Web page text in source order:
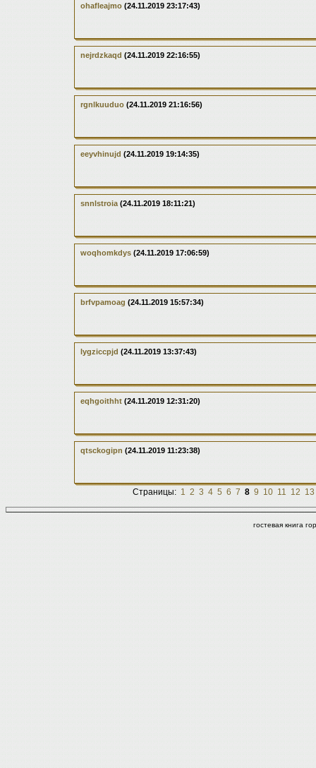
ohafleajmo (24.11.2019 23:17:43)
nejrdzkaqd (24.11.2019 22:16:55)
rgnlkuuduo (24.11.2019 21:16:56)
eeyvhinujd (24.11.2019 19:14:35)
snnlstroia (24.11.2019 18:11:21)
woqhomkdys (24.11.2019 17:06:59)
brfvpamoag (24.11.2019 15:57:34)
lygziccpjd (24.11.2019 13:37:43)
eqhgoithht (24.11.2019 12:31:20)
qtsckogipn (24.11.2019 11:23:38)
Страницы: 1 2 3 4 5 6 7 8 9 10 11 12 13
гостевая книга